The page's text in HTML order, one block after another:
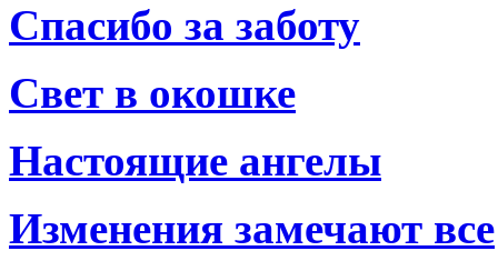
Спасибо за заботу
Свет в окошке
Настоящие ангелы
Изменения замечают все